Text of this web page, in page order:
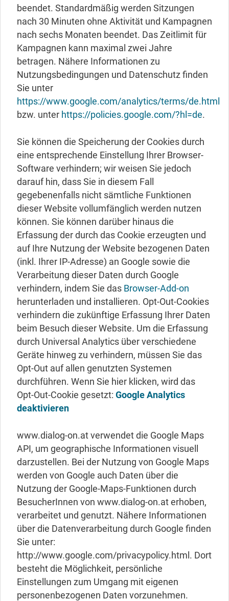
beendet. Standardmäßig werden Sitzungen
nach 30 Minuten ohne Aktivität und Kampagnen
nach sechs Monaten beendet. Das Zeitlimit für
Kampagnen kann maximal zwei Jahre
betragen. Nähere Informationen zu
Nutzungsbedingungen und Datenschutz finden
Sie unter
https://www.google.com/analytics/terms/de.html
bzw. unter https://policies.google.com/?hl=de.
Sie können die Speicherung der Cookies durch
eine entsprechende Einstellung Ihrer Browser-
Software verhindern; wir weisen Sie jedoch
darauf hin, dass Sie in diesem Fall
gegebenenfalls nicht sämtliche Funktionen
dieser Website vollumfänglich werden nutzen
können. Sie können darüber hinaus die
Erfassung der durch das Cookie erzeugten und
auf Ihre Nutzung der Website bezogenen Daten
(inkl. Ihrer IP-Adresse) an Google sowie die
Verarbeitung dieser Daten durch Google
verhindern, indem Sie das Browser-Add-on
herunterladen und installieren. Opt-Out-Cookies
verhindern die zukünftige Erfassung Ihrer Daten
beim Besuch dieser Website. Um die Erfassung
durch Universal Analytics über verschiedene
Geräte hinweg zu verhindern, müssen Sie das
Opt-Out auf allen genutzten Systemen
durchführen. Wenn Sie hier klicken, wird das
Opt-Out-Cookie gesetzt: Google Analytics
deaktivieren
www.dialog-on.at verwendet die Google Maps
API, um geographische Informationen visuell
darzustellen. Bei der Nutzung von Google Maps
werden von Google auch Daten über die
Nutzung der Google-Maps-Funktionen durch
BesucherInnen von www.dialog-on.at erhoben,
verarbeitet und genutzt. Nähere Informationen
über die Datenverarbeitung durch Google finden
Sie unter:
http://www.google.com/privacypolicy.html. Dort
besteht die Möglichkeit, persönliche
Einstellungen zum Umgang mit eigenen
personenbezogenen Daten vorzunehmen.